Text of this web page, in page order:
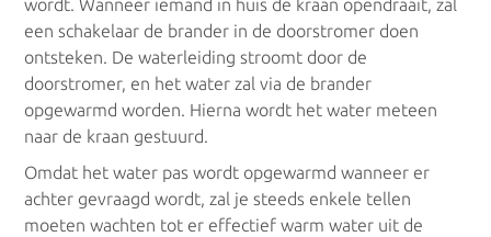
wordt. Wanneer iemand in huis de kraan opendraait, zal
een schakelaar de brander in de doorstromer doen
ontsteken. De waterleiding stroomt door de
doorstromer, en het water zal via de brander
opgewarmd worden. Hierna wordt het water meteen
naar de kraan gestuurd.
Omdat het water pas wordt opgewarmd wanneer er
achter gevraagd wordt, zal je steeds enkele tellen
moeten wachten tot er effectief warm water uit de